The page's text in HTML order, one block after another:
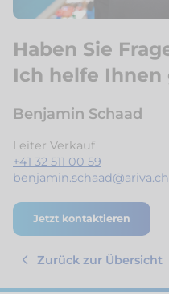
Haben Sie
Ich helfe
Benjamin Schaad
Leiter Verkauf
+41 32 511 00 59
benjamin.schaad@ariva.ch
Jetzt kontaktieren
Zurück zur Übersicht